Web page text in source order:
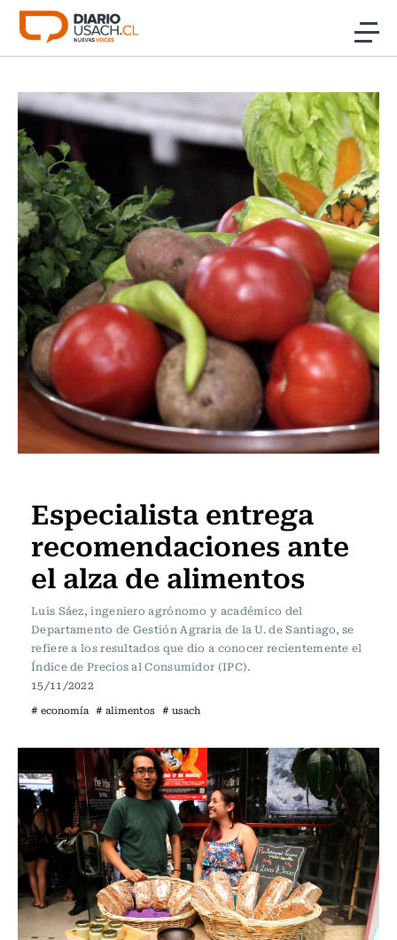
Click acá para ir directamente al contenido
Investigación
Cultura
Programas Radio y TV Usach
Especialista entrega
recomendaciones ante
el alza de alimentos
Luis Sáez, ingeniero agrónomo y académico del
Departamento de Gestión Agraria de la U. de Santiago, se
refiere a los resultados que dio a conocer recientemente el
Índice de Precios al Consumidor (IPC).
15/11/2022
# economía # alimentos # usach